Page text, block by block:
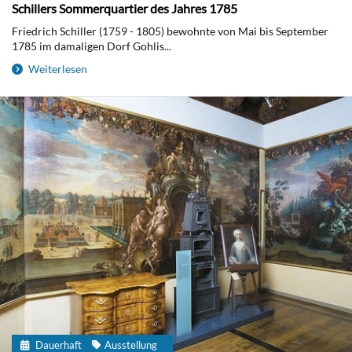
Schillers Sommerquartier des Jahres 1785
Friedrich Schiller (1759 - 1805) bewohnte von Mai bis September
1785 im damaligen Dorf Gohlis...
Weiterlesen
Dauerhaft Ausstellung